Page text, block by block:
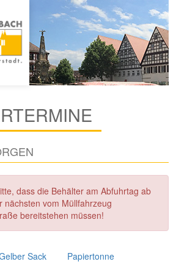
dass die Behälter am Abfuhrtag ab
nächsten vom Müllfahrzeug
bereitstehen müssen!
Sack Papiertonne